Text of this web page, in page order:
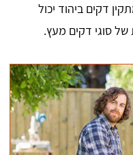
דקים ביהוד יכול
של סוגי דקים מעץ.